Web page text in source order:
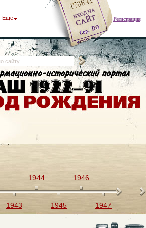
Регистрация
Еще
1943
1944
1945
1946
1947